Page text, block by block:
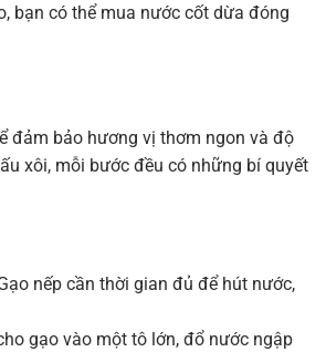
bạn có thể mua nước cốt dừa đóng
đảm bảo hương vị thơm ngon và độ
xôi, mỗi bước đều có những bí quyết
nếp cần thời gian đủ để hút nước,
gạo vào một tô lớn, đổ nước ngập